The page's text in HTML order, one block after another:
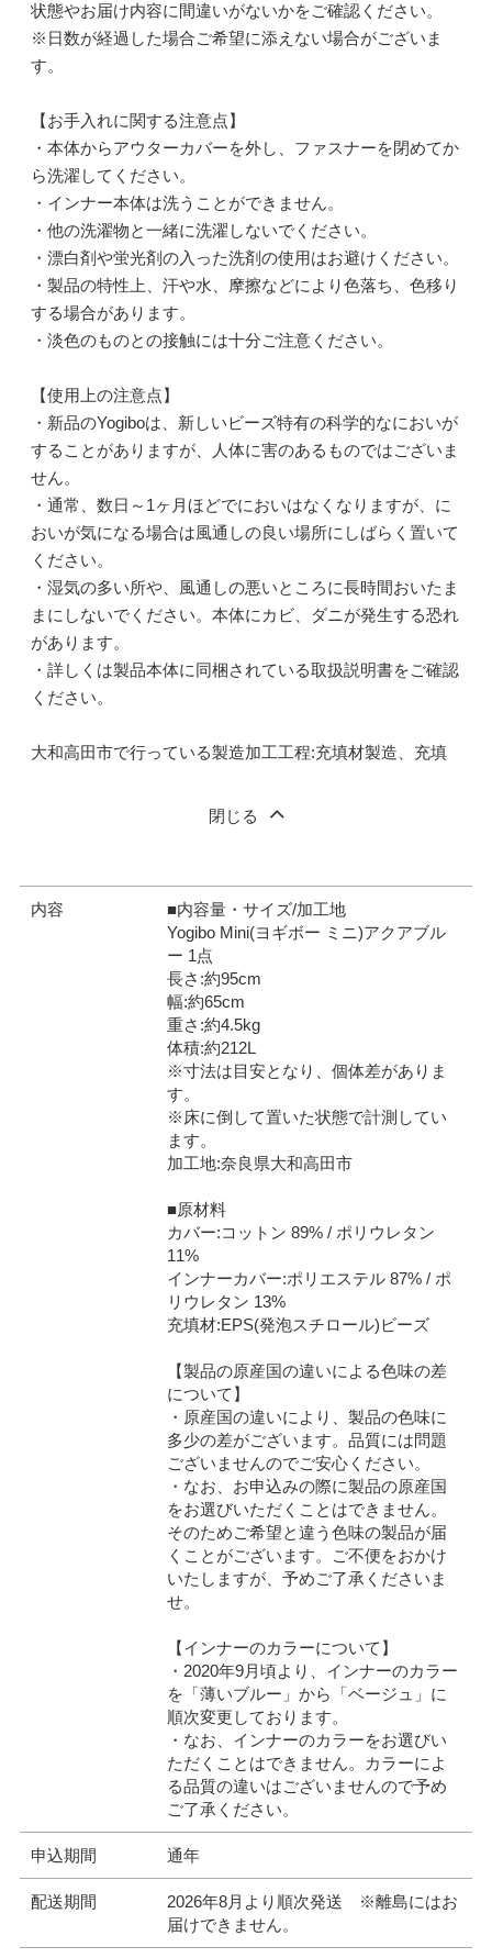
状態やお届け内容に間違いがないかをご確認ください。
※日数が経過した場合ご希望に添えない場合がございま
す。
【お手入れに関する注意点】
・本体からアウターカバーを外し、ファスナーを閉めてか
ら洗濯してください。
・インナー本体は洗うことができません。
・他の洗濯物と一緒に洗濯しないでください。
・漂白剤や蛍光剤の入った洗剤の使用はお避けください。
・製品の特性上、汗や水、摩擦などにより色落ち、色移り
する場合があります。
・淡色のものとの接触には十分ご注意ください。
【使用上の注意点】
・新品のYogiboは、新しいビーズ特有の科学的なにおいが
することがありますが、人体に害のあるものではございま
せん。
・通常、数日～1ヶ月ほどでにおいはなくなりますが、に
おいが気になる場合は風通しの良い場所にしばらく置いて
ください。
・湿気の多い所や、風通しの悪いところに長時間おいたま
まにしないでください。本体にカビ、ダニが発生する恐れ
があります。
・詳しくは製品本体に同梱されている取扱説明書をご確認
ください。
大和高田市で行っている製造加工工程:充填材製造、充填
閉じる
内容
■内容量・サイズ/加工地
Yogibo Mini(ヨギボー ミニ)アクアブル
ー 1点
長さ:約95cm
幅:約65cm
重さ:約4.5kg
体積:約212L
※寸法は目安となり、個体差がありま
す。
※床に倒して置いた状態で計測してい
ます。
加工地:奈良県大和高田市
■原材料
カバー:コットン 89% / ポリウレタン
11%
インナーカバー:ポリエステル 87% / ポ
リウレタン 13%
充填材:EPS(発泡スチロール)ビーズ
【製品の原産国の違いによる色味の差
について】
・原産国の違いにより、製品の色味に
多少の差がございます。品質には問題
ございませんのでご安心ください。
・なお、お申込みの際に製品の原産国
をお選びいただくことはできません。
そのためご希望と違う色味の製品が届
くことがございます。ご不便をおかけ
いたしますが、予めご了承くださいま
せ。
【インナーのカラーについて】
・2020年9月頃より、インナーのカラー
を「薄いブルー」から「ベージュ」に
順次変更しております。
・なお、インナーのカラーをお選びい
ただくことはできません。カラーによ
る品質の違いはございませんので予め
ご了承ください。
申込期間 通年
配送期間
2026年8月より順次発送 ※離島にはお
届けできません。